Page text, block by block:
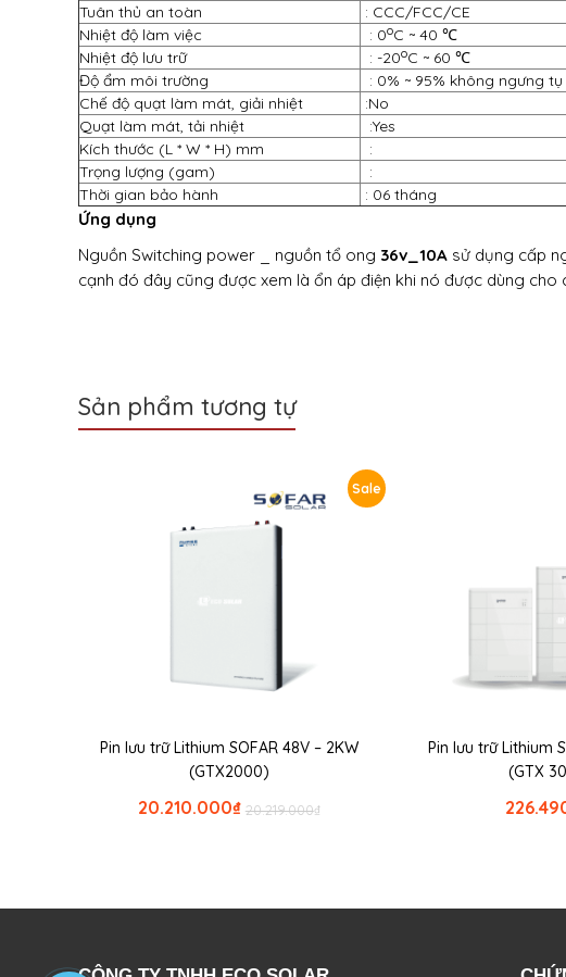
Tuân thủ an toàn
: CCC/FCC/CE
Nhiệt độ làm việc
: 0­­­oC ~ 40 ℃
Nhiệt độ lưu trữ
: -20oC ~ 60 ℃
Độ ẩm môi trường
: 0% ~ 95% không ngưng tụ
Chế độ quạt làm mát, giải nhiệt
:No
Quạt làm mát, tải nhiệt
:Yes
Kích thước (L * W * H) mm
:
Trọng lượng (gam)
:
Thời gian bảo hành
: 06 tháng
Ứng dụng
Nguồn Switching power
nguồn tổ ong 36v_10A sử dụng cấp
cạnh đó đây cũng được xem là ổn áp điện khi nó được dùng
Sản phẩm tương tự
Sale
Pin lưu trữ Lithium SOFAR 48V – 2KW
(GTX2000)
₫
20.219.000
₫
20.210.000
Pin lưu trữ Lithium
(GTX